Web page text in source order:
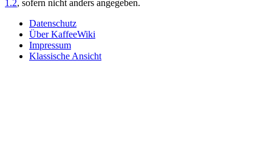
1.2, sofern nicht anders angegeben.
Datenschutz
Über KaffeeWiki
Impressum
Klassische Ansicht